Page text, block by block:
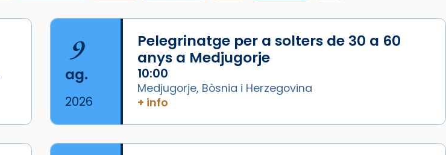
9
ag.
2026
Pelegrinatge per a solters de 30 a 60
anys a Medjugorje
10:00
Medjugorje, Bòsnia i Herzegovina
+ info